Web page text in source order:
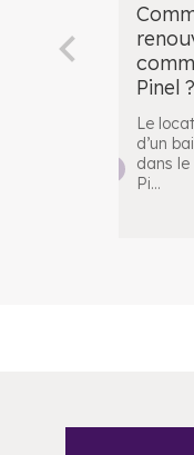
Pinel ?
Le
d’un
dans
Pi...